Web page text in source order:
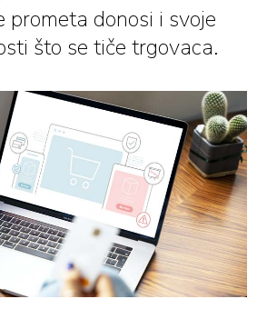
prometa donosi i svoje
što se tiče trgovaca.